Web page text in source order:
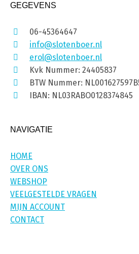
GEGEVENS
06-45364647
info@slotenboer.nl
erol@slotenboer.nl
Kvk Nummer: 24405837
BTW Nummer:
IBAN: NL03RABO0128374845
NAVIGATIE
HOME
OVER ONS
WEBSHOP
VEELGESTELDE VRAGEN
MIJN ACCOUNT
CONTACT